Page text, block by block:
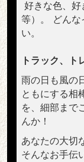
好きな色、好
等）。 どんな
い。
トラック、ト
雨の日も風の
ともにする相
を、細部まで
んか！
あなたの大切
そんなお手伝